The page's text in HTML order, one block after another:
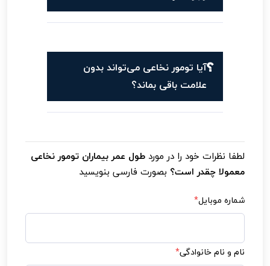
آیا تومور نخاعی می‌تواند بدون
علامت باقی بماند؟
لطفا نظرات خود را در مورد طول عمر بیماران تومور نخاعی
معمولا چقدر است؟ بصورت فارسی بنویسید
شماره موبایل*
نام و نام خانوادگی*